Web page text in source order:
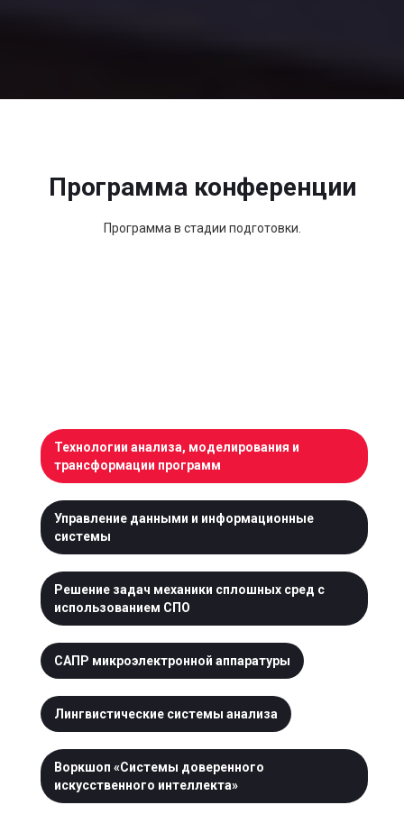
Программа конференции
Программа в стадии подготовки.
Технологии анализа, моделирования и
трансформации программ
Управление данными и информационные
системы
Решение задач механики сплошных сред с
использованием СПО
САПР микроэлектронной аппаратуры
Лингвистические системы анализа
Воркшоп «Системы доверенного
искусственного интеллекта»